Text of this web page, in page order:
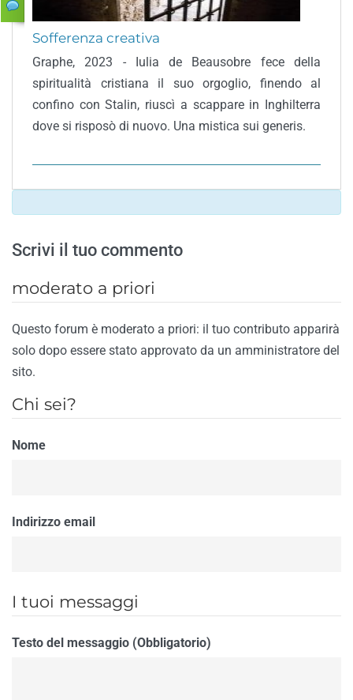
Sofferenza creativa
Graphe, 2023 - Iulia de Beausobre fece della
spiritualità cristiana il suo orgoglio, finendo al
confino con Stalin, riuscì a scappare in Inghilterra
dove si risposò di nuovo. Una mistica sui generis.
Scrivi il tuo commento
moderato a priori
Questo forum è moderato a priori: il tuo contributo apparirà
solo dopo essere stato approvato da un amministratore del
sito.
Chi sei?
Nome
Indirizzo email
I tuoi messaggi
Testo del messaggio (Obbligatorio)